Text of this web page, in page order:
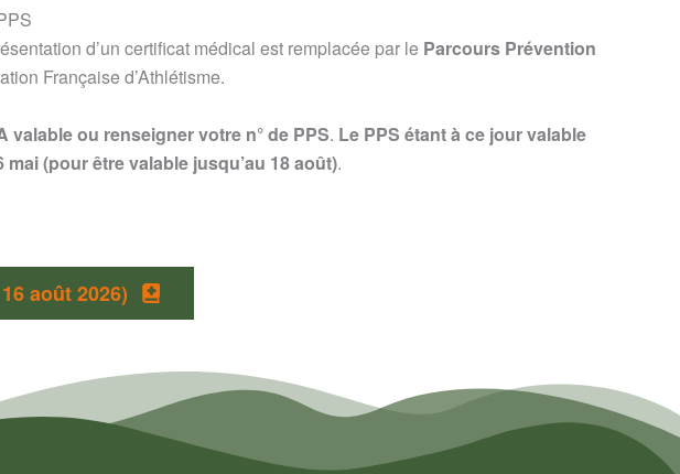
d’un certificat médical est remplacée par le Parcours Prévention
Française d’Athlétisme.
valable ou renseigner votre n° de PPS. Le PPS étant à ce jour valable
(pour être valable jusqu’au 18 août).
août 2026)